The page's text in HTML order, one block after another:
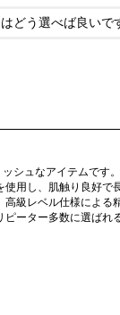
どう選べば良いで
シュなアイテムです
用し、肌触り良好で
級レベル仕様による
ーター多数に選ばれ